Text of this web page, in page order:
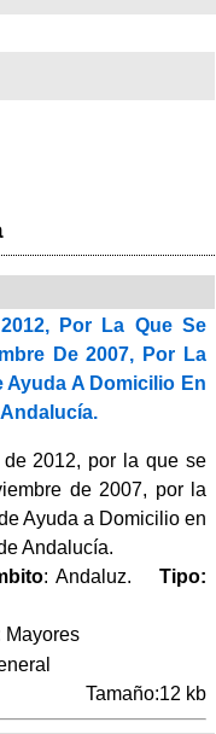
Por La Que Se
De 2007, Por La
Ayuda A Domicilio En
2012, por la que se
de 2007, por la
Ayuda a Domicilio en
Andalucía.
: Andaluz.Tipo:
Mayores
Tamaño:12 kb